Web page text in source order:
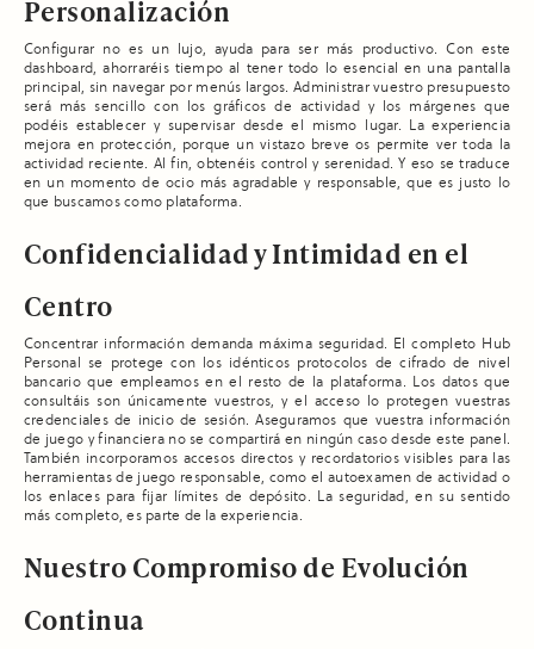
Personalización
Configurar no es un lujo, ayuda para ser más productivo. Con este
dashboard, ahorraréis tiempo al tener todo lo esencial en una pantalla
principal, sin navegar por menús largos. Administrar vuestro presupuesto
será más sencillo con los gráficos de actividad y los márgenes que
podéis establecer y supervisar desde el mismo lugar. La experiencia
mejora en protección, porque un vistazo breve os permite ver toda la
actividad reciente. Al fin, obtenéis control y serenidad. Y eso se traduce
en un momento de ocio más agradable y responsable, que es justo lo
que buscamos como plataforma.
Confidencialidad y Intimidad en el
Centro
Concentrar información demanda máxima seguridad. El completo Hub
Personal se protege con los idénticos protocolos de cifrado de nivel
bancario que empleamos en el resto de la plataforma. Los datos que
consultáis son únicamente vuestros, y el acceso lo protegen vuestras
credenciales de inicio de sesión. Aseguramos que vuestra información
de juego y financiera no se compartirá en ningún caso desde este panel.
También incorporamos accesos directos y recordatorios visibles para las
herramientas de juego responsable, como el autoexamen de actividad o
los enlaces para fijar límites de depósito. La seguridad, en su sentido
más completo, es parte de la experiencia.
Nuestro Compromiso de Evolución
Continua